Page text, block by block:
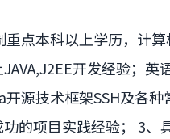
点本科以上学历，计
开发经验；英
源技术框架SSH及各种
的项目实践经验； 3、